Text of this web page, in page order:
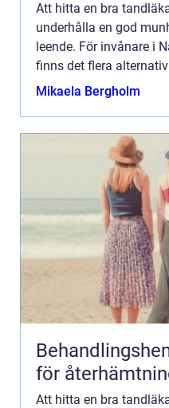
Att hitta en bra
underhålla en god
leende. För invånare i
finns det flera
tandvårdspr...
Mikaela Bergholm
Behandlingshem en trygg
för
Att hitta en bra